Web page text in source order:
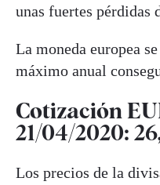
unas fuertes pérdidas
La moneda europea
máximo anual
Cotización
21/04/2020:
Los precios de la